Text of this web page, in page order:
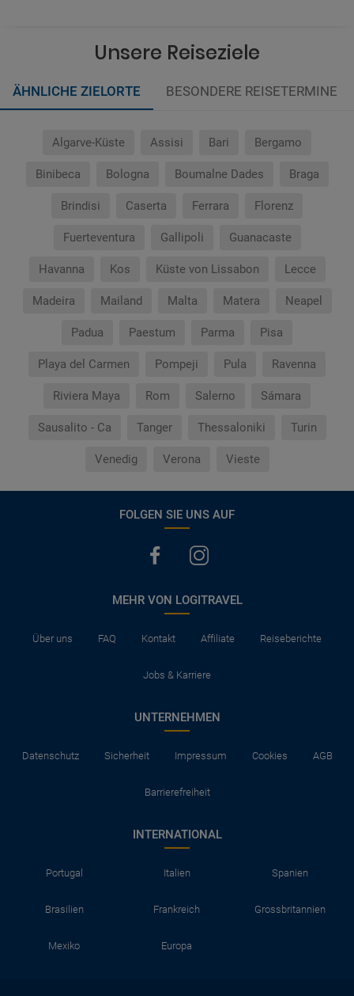
Unsere Reiseziele
ÄHNLICHE ZIELORTE BESONDERE REISETERMINE
Algarve-Küste Assisi Bari Bergamo
Binibeca Bologna Boumalne Dades Braga
Brindisi Caserta Ferrara Florenz
Fuerteventura Gallipoli Guanacaste
Havanna Kos Küste von Lissabon Lecce
Madeira Mailand Malta Matera Neapel
Padua Paestum Parma Pisa
Playa del Carmen Pompeji Pula Ravenna
Riviera Maya Rom Salerno Sámara
Sausalito - Ca Tanger Thessaloniki Turin
Venedig Verona Vieste
FOLGEN SIE UNS AUF
MEHR VON LOGITRAVEL
Über uns FAQ Kontakt Affiliate Reiseberichte
Jobs & Karriere
UNTERNEHMEN
Datenschutz Sicherheit Impressum Cookies AGB
Barrierefreiheit
INTERNATIONAL
Portugal Italien Spanien
Brasilien Frankreich Grossbritannien
Mexiko Europa